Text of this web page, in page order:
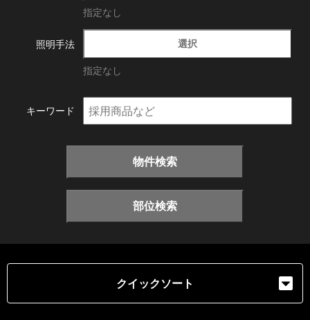
指定なし
照明手法 選択
指定なし
キーワード
物件検索
部位検索
クイックソート